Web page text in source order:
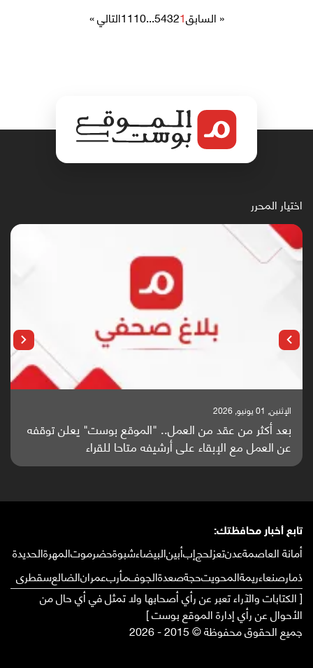
« السابق1
2
3
4
5
...
10
11التالي »
اختيار المحرر
الإثنين, 01 يونيو, 2026
بعد أكثر من عقد من العمل.. "الموقع بوست" يعلن توقفه
عن العمل مع الإبقاء على أرشيفه متاحا للقراء
تابع أخبار محافظتك:
أمانة العاصمةعدنتعزلحجإبأبينالبيضاءشبوةحضرموتالمهرةالحديدة
ذمارصنعاءريمةالمحويتحجةصعدةالجوفمأربعمرانالضالعسقطرى
[ الكتابات والآراء تعبر عن رأي أصحابها ولا تمثل في أي حال من
الأحوال عن رأي إدارة الموقع بوست ]
جميع الحقوق محفوظة © 2015 - 2026